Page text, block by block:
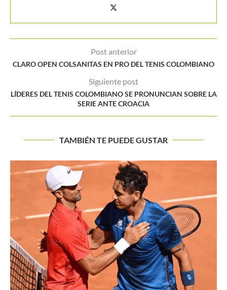
Post anterior
CLARO OPEN COLSANITAS EN PRO DEL TENIS COLOMBIANO
Siguiente post
LÍDERES DEL TENIS COLOMBIANO SE PRONUNCIAN SOBRE LA
SERIE ANTE CROACIA
TAMBIÉN TE PUEDE GUSTAR
Tsitsipas se queja del juez: «No sé si tiene algo...
Buscar